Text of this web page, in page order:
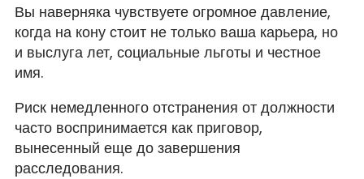
Вы наверняка чувствуете огромное давление,
когда на кону стоит не только ваша карьера, но
и выслуга лет, социальные льготы и честное
имя.
Риск немедленного отстранения от должности
часто воспринимается как приговор,
вынесенный еще до завершения
расследования.